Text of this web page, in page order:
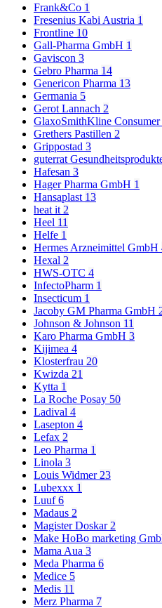
Frank&Co 1
Fresenius Kabi Austria 1
Frontline 10
Gall-Pharma GmbH 1
Gaviscon 3
Gebro Pharma 14
Genericon Pharma 13
Germania 5
Gerot Lannach 2
GlaxoSmithKline Consumer
Grethers Pastillen 2
Grippostad 3
guterrat
Hafesan 3
Hager Pharma GmbH 1
Hansaplast 13
heat it 2
Heel 11
Helfe 1
Hermes Arzneimittel GmbH
Hexal 2
HWS-OTC 4
InfectoPharm 1
Insecticum 1
Jacoby GM Pharma GmbH
Johnson & Johnson 11
Karo Pharma GmbH 3
Kijimea 4
Klosterfrau 20
Kwizda 21
Kytta 1
La Roche Posay 50
Ladival 4
Lasepton 4
Lefax 2
Leo Pharma 1
Linola 3
Louis Widmer 23
Lubexxx 1
Luuf6
Madaus 2
Magister Doskar 2
Make HoBo marketing
Mama Aua 3
Meda Pharma 6
Medice 5
Medis 11
Merz Pharma 7